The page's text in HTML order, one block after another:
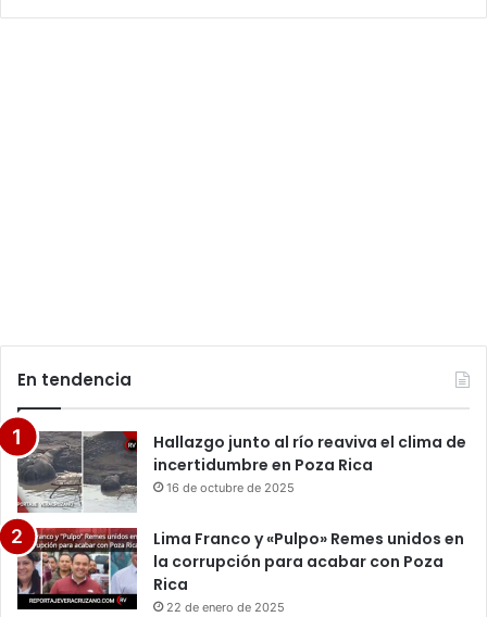
En tendencia
Hallazgo junto al río reaviva el clima de
incertidumbre en Poza Rica
16 de octubre de 2025
Lima Franco y «Pulpo» Remes unidos en
la corrupción para acabar con Poza
Rica
22 de enero de 2025